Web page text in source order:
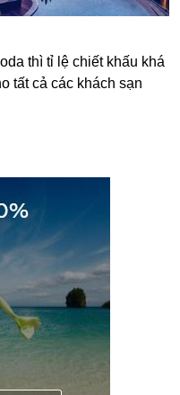
thì tỉ lệ chiết khấu khá
tất cả các khách sạn